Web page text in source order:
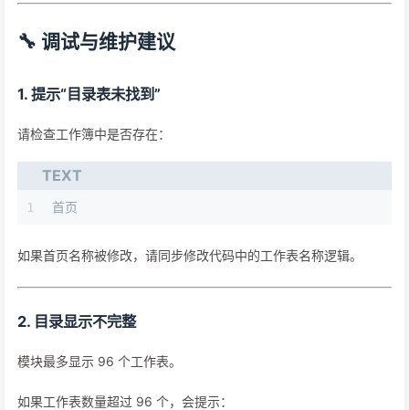
🔧 调试与维护建议
1. 提示“目录表未找到”
请检查工作簿中是否存在：
TEXT
1 首页
如果首页名称被修改，请同步修改代码中的工作表名称逻辑。
2. 目录显示不完整
模块最多显示 96 个工作表。
如果工作表数量超过 96 个，会提示：